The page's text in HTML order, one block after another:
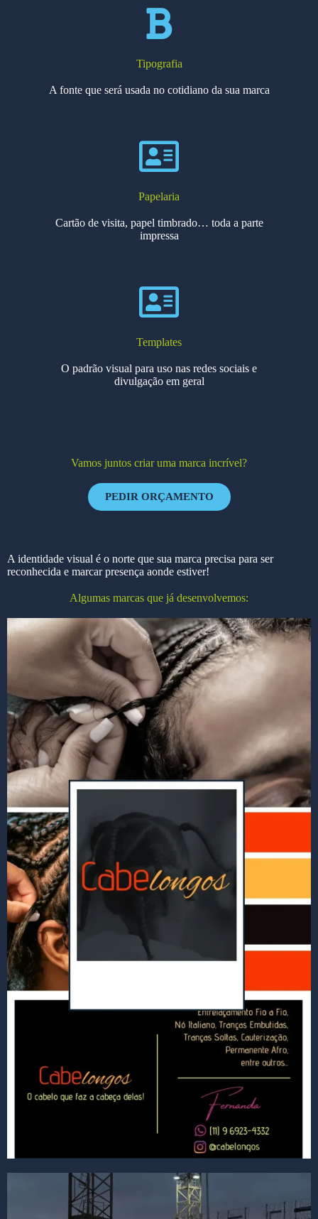
Tipografia
A fonte que será usada no cotidiano da sua marca
Papelaria
Cartão de visita, papel timbrado… toda a parte
impressa
Templates
O padrão visual para uso nas redes sociais e
divulgação em geral
Vamos juntos criar uma marca incrível?
PEDIR ORÇAMENTO
A identidade visual é o norte que sua marca precisa para ser
reconhecida e marcar presença aonde estiver!
Algumas marcas que já desenvolvemos: